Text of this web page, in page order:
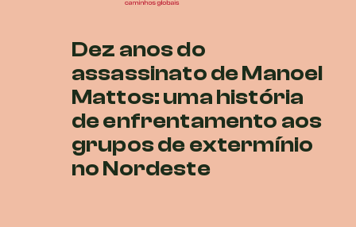
Dez anos do
assassinato de Manoel
Mattos: uma história
de enfrentamento aos
grupos de extermínio
no Nordeste